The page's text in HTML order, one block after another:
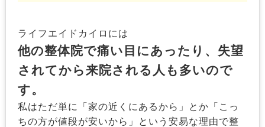
ライフエイドカイロには
他の整体院で痛い目にあったり、失望
されてから来院される人も多いので
す。
私はただ単に「家の近くにあるから」とか「こっ
ちの方が値段が安いから」という安易な理由で整